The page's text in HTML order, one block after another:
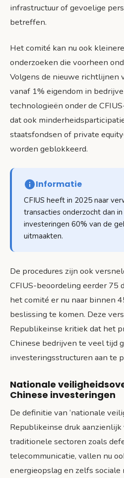
infrastructuur of gevoelige
betreffen.
Het comité kan nu ook
onderzoeken die voorheen
Volgens de nieuwe richtlijnen
vanaf 1% eigendom in
technologieën onder de
dat ook
staatsfondsen of private
worden geblokkeerd.
Informatie
CFIUS heeft in 2025 naar
transacties onderzocht dan
investeringen 60% van de
uitmaakten.
De procedures zijn ook
CFIUS-beoordeling eerder 75
het comité er nu naar binnen
beslissing te komen. Deze
Republikeinse kritiek dat het
Chinese bedrijven te veel tijd
investeringsstructuren aan te
Nationale
Chinese investeringen
De definitie van ‘nationale
Republikeinse druk
traditionele sectoren zoals
telecommunicatie, vallen nu
energieopslag en zelfs